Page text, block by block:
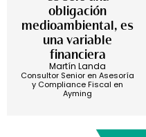
obligación
medioambiental, es
una variable
financiera
Martín Landa
Consultor Senior en Asesoría
y Compliance Fiscal en
Ayming